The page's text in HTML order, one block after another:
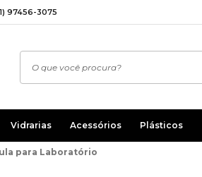
97456-3075
Vidrarias Acessórios Plásticos
para Laboratório